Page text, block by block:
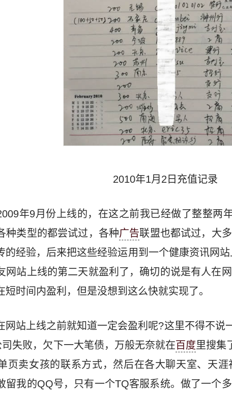
2010年1月2日充值记录
年9月份上线的，在这之前我已经做了整整两
种类型的都尝试过，各种广告联盟也都试过，大
的经验，后来把这些经验运用到一个健康资讯网
网站上线的第二天就盈利了，确切的说是有人在
短时间内盈利，但是没想到这么快就实现了。
网站上线之前就知道一定会盈利呢?这里不得不说
失败，欠下一大笔债，万般无奈就在百度里搜集
页卖女孩的联系方式，然后在各大聊天室、天
留我的QQ号，只有一个TQ客服系统。做了一个